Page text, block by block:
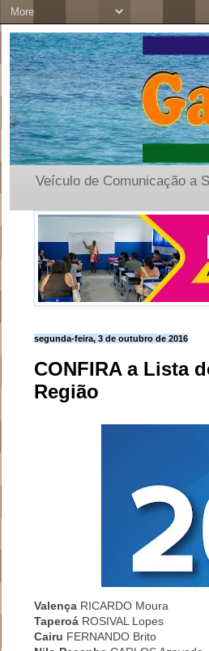
Veículo de Comunicação a
segunda-feira, 3 de outubro de 2016
CONFIRA a Lista
Região
Valença RICARDO Moura
Taperoá ROSIVAL Lopes
Cairu FERNANDO Brito